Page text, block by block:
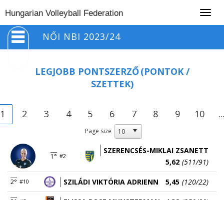
Hungarian Volleyball Federation
NŐI NBI 2023/24
LEGJOBB PONTSZERZŐ(PONTOK /
SZETTEK)
1 2 3 4 5 6 7 8 9 10 ...
Page size
1° #2
SZERENCSÉS-MIKLAI ZSANETT
5,62 (511/91)
2° #10 SZILÁDI VIKTÓRIA ADRIENN 5,45 (120/22)